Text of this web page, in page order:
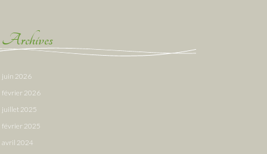
Archives
juin 2026
février 2026
juillet 2025
février 2025
avril 2024